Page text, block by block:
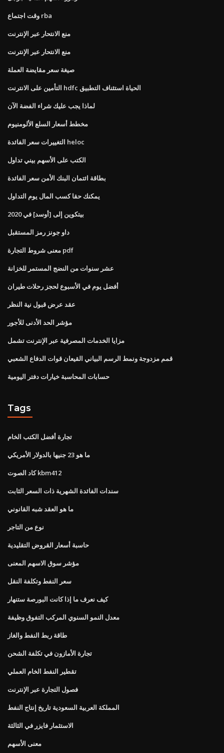
وقت اجتماع rba
منع الانتحار عبر الإنترنت
منع الانتحار عبر الإنترنت
صيغة سعر مقايضة العملة
التأمين على الانترنت hdfc الحياة استئناف التطبيق
لماذا يجب عليك شراء الفضة الآن
مخطط أسعار السلع الألومنيوم
التغييرات سعر الفائدة heloc
الكتب على الأسهم بيني تداول
بطاقة ائتمان البنك الأمن سعر الفائدة
يمكنك حقا كسب المال يوم التداول
بيتكوين إلى [أوسد] في 2020
داو جونز رمز المستقبل
معنى شروط التجارة pdf
عشر سنوات من النضج المستمر للخزانة
أفضل يوم في الأسبوع لحجز رحلات طيران
عقد عرض قبول نية النظر
مؤشر الحد الأدنى للأجور
مزايا الخدمات المصرفية عبر الإنترنت تشمل
قمم مزدوجة ونمط الرسم البياني القيعان قوات الدفاع الشعبي
حسابات المحاسبة خيارات دفتر اليومية
Tags
تجارة أفضل الكتب الخام
ما هو 23 جنيها بالدولار الأمريكي
كاد الصوت kbm412
سندات الفائدة الشهرية ذات السعر الثابت
ما هو العقد شبه القانوني
نوع من التاجر
حاسبة أسعار القروض التقليدية
مؤشر سوق الاسهم المعنى
سعر النفط وتكلفة النقل
كيف نعرف ما إذا كانت البورصة ستنهار
معدل النمو السنوي المركب التفوق وظيفة
طاقة ربط النفط والغاز
تجارة الأمازون في تكلفة الشحن
تقطير النفط الخام العملي
فصول التجارة عبر الإنترنت
المملكة العربية السعودية تاريخ إنتاج النفط
الاستثمار فايزر في الثالثة
معنى الأسهم